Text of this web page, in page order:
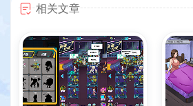
相关文章